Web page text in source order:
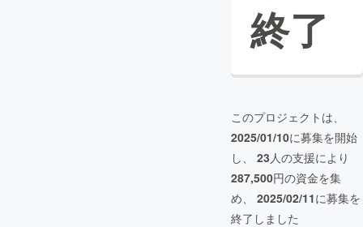
終了
このプロジェクトは、
2025/01/10に募集を開始
し、 23人の支援により
287,500円の資金を集
め、 2025/02/11に募集を
終了しました